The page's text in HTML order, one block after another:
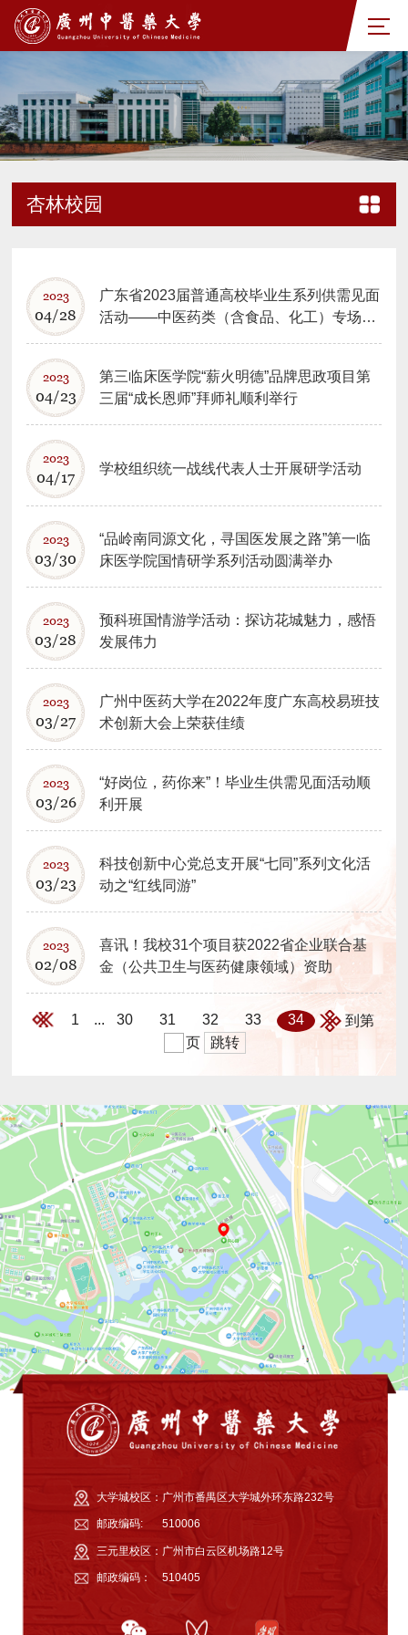
杏林校园
2023
04/28
广东省2023届普通高校毕业生系列供需见面
活动——中医药类（含食品、化工）专场在
2023
04/23
第三临床医学院“薪火明德”品牌思政项目第
三届“成长恩师”拜师礼顺利举行
2023
04/17
学校组织统一战线代表人士开展研学活动
2023
03/30
“品岭南同源文化，寻国医发展之路”​第一临
床医学院国情研学系列活动圆满举办
2023
03/28
预科班国情游学活动：探访花城魅力，感悟
发展伟力
2023
03/27
广州中医药大学在2022年度广东高校易班技
术创新大会上荣获佳绩
2023
03/26
“好岗位，药你来”！毕业生供需见面活动顺
利开展
2023
03/23
科技创新中心党总支开展“七同”系列文化活
动之“红线同游”
2023
02/08
喜讯！我校31个项目获2022省企业联合基
金（公共卫生与医药健康领域）资助
1 ... 30 31 32 33 34
到第
页
跳转
大学城校区： 广州市番禺区大学城外环东路232号
邮政编码: 510006
三元里校区： 广州市白云区机场路12号
邮政编码： 510405